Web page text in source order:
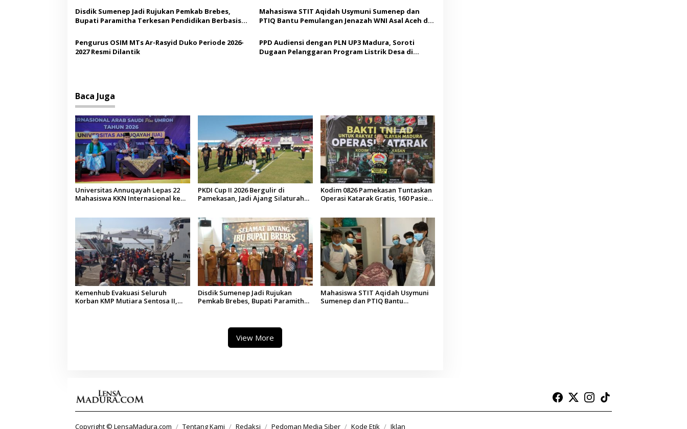
s
Disdik Sumenep Jadi Rujukan Pemkab Brebes,
Bupati Paramitha Terkesan Pendidikan Berbasis
Mahasiswa STIT Aqidah Usymuni Sumenep dan
PTIQ Bantu Pemulangan Jenazah WNI Asal Aceh di
Pengurus OSIM MTs Ar-Rasyid Duko Periode 2026-
2027 Resmi Dilantik
PPD Audiensi dengan PLN UP3 Madura, Soroti
Dugaan Pelanggaran Program Listrik Desa di
Baca Juga
Universitas Annuqayah Lepas 22
Mahasiswa KKN Internasional ke
PKDI Cup II 2026 Bergulir di
Pamekasan, Jadi Ajang Silaturahmi
Kodim 0826 Pamekasan Tuntaskan
Operasi Katarak Gratis, 160 Pasien
Kemenhub Evakuasi Seluruh
Korban KMP Mutiara Sentosa II,
Disdik Sumenep Jadi Rujukan
Pemkab Brebes, Bupati Paramitha
Mahasiswa STIT Aqidah Usymuni
Sumenep dan PTIQ Bantu
View More
Copyright © LensaMadura.com Tentang Kami Redaksi Pedoman Media Siber Kode Etik Iklan